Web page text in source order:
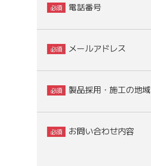
電話番号
メールアドレス
製品採用・施工の地域
お問い合わせ内容